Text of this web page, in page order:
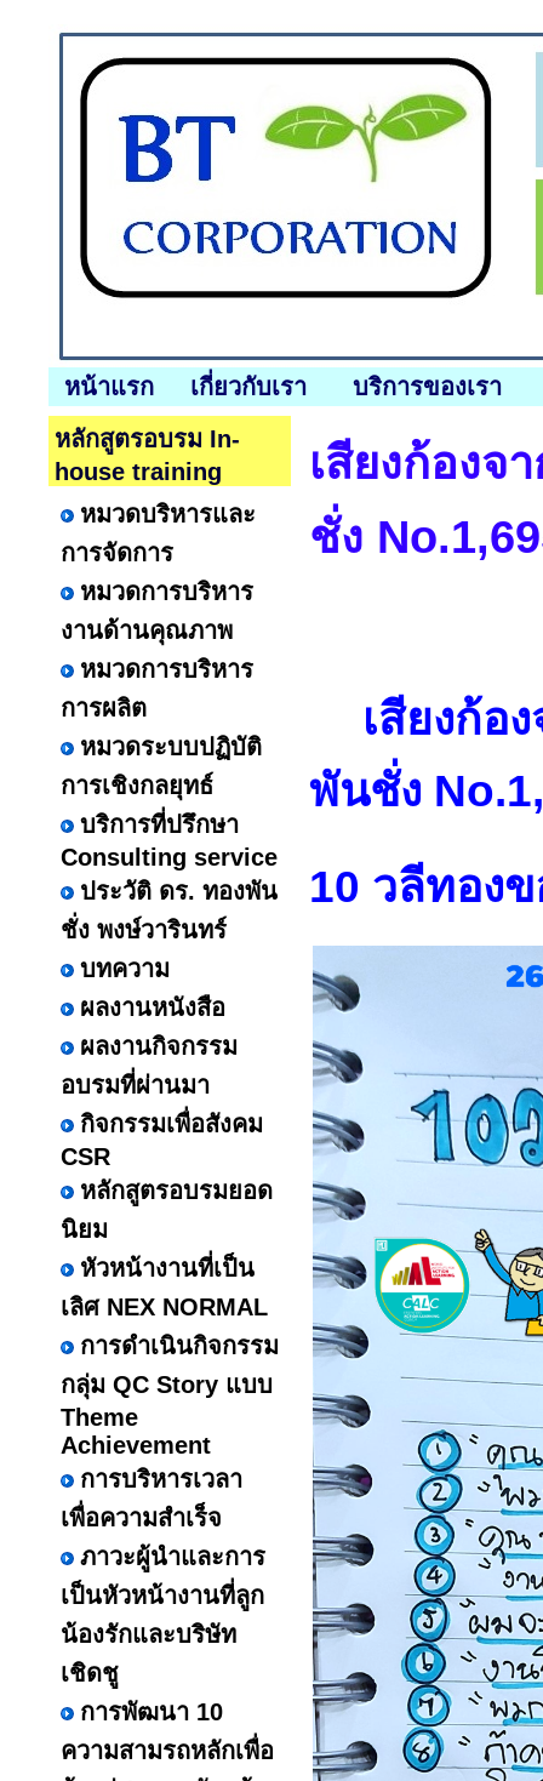
หน้าแรก เกี่ยวกับเรา
บริการของเรา
หลักสูตรอบรม In-
house training
หมวดบริหารและ
การจัดการ
หมวดการบริหาร
งานด้านคุณภาพ
หมวดการบริหาร
การผลิต
หมวดระบบปฏิบัติ
การเชิงกลยุทธ์
บริการที่ปรึกษา
Consulting service
ประวัติ ดร. ทองพัน
ชั่ง พงษ์วารินทร์
บทความ
ผลงานหนังสือ
ผลงานกิจกรรม
อบรมที่ผ่านมา
กิจกรรมเพื่อสังคม
CSR
หลักสูตรอบรมยอด
นิยม
หัวหน้างานที่เป็น
เลิศ NEX NORMAL
การดำเนินกิจกรรม
กลุ่ม QC Story แบบ
Theme
Achievement
การบริหารเวลา
เพื่อความสำเร็จ
ภาวะผู้นำและการ
เป็นหัวหน้างานที่ลูก
น้องรักและบริษัท
เชิดชู
การพัฒนา 10
ความสามรถหลักเพื่อ
เสียงก้องจ
ชั่ง
เสียงก้อ
พันชั่ง
10 วลีทอง